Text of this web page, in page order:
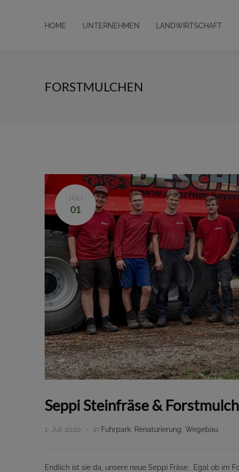
HOME UNTERNEHMEN LANDWIRTSCHAFT
FORSTMULCHEN
JULI
01
Seppi Steinfräse &
1. Juli 2020 in Fuhrpark Renaturierung Wegebau
Endlich ist sie da, unsere neue Seppi Fräse. Egal ob im